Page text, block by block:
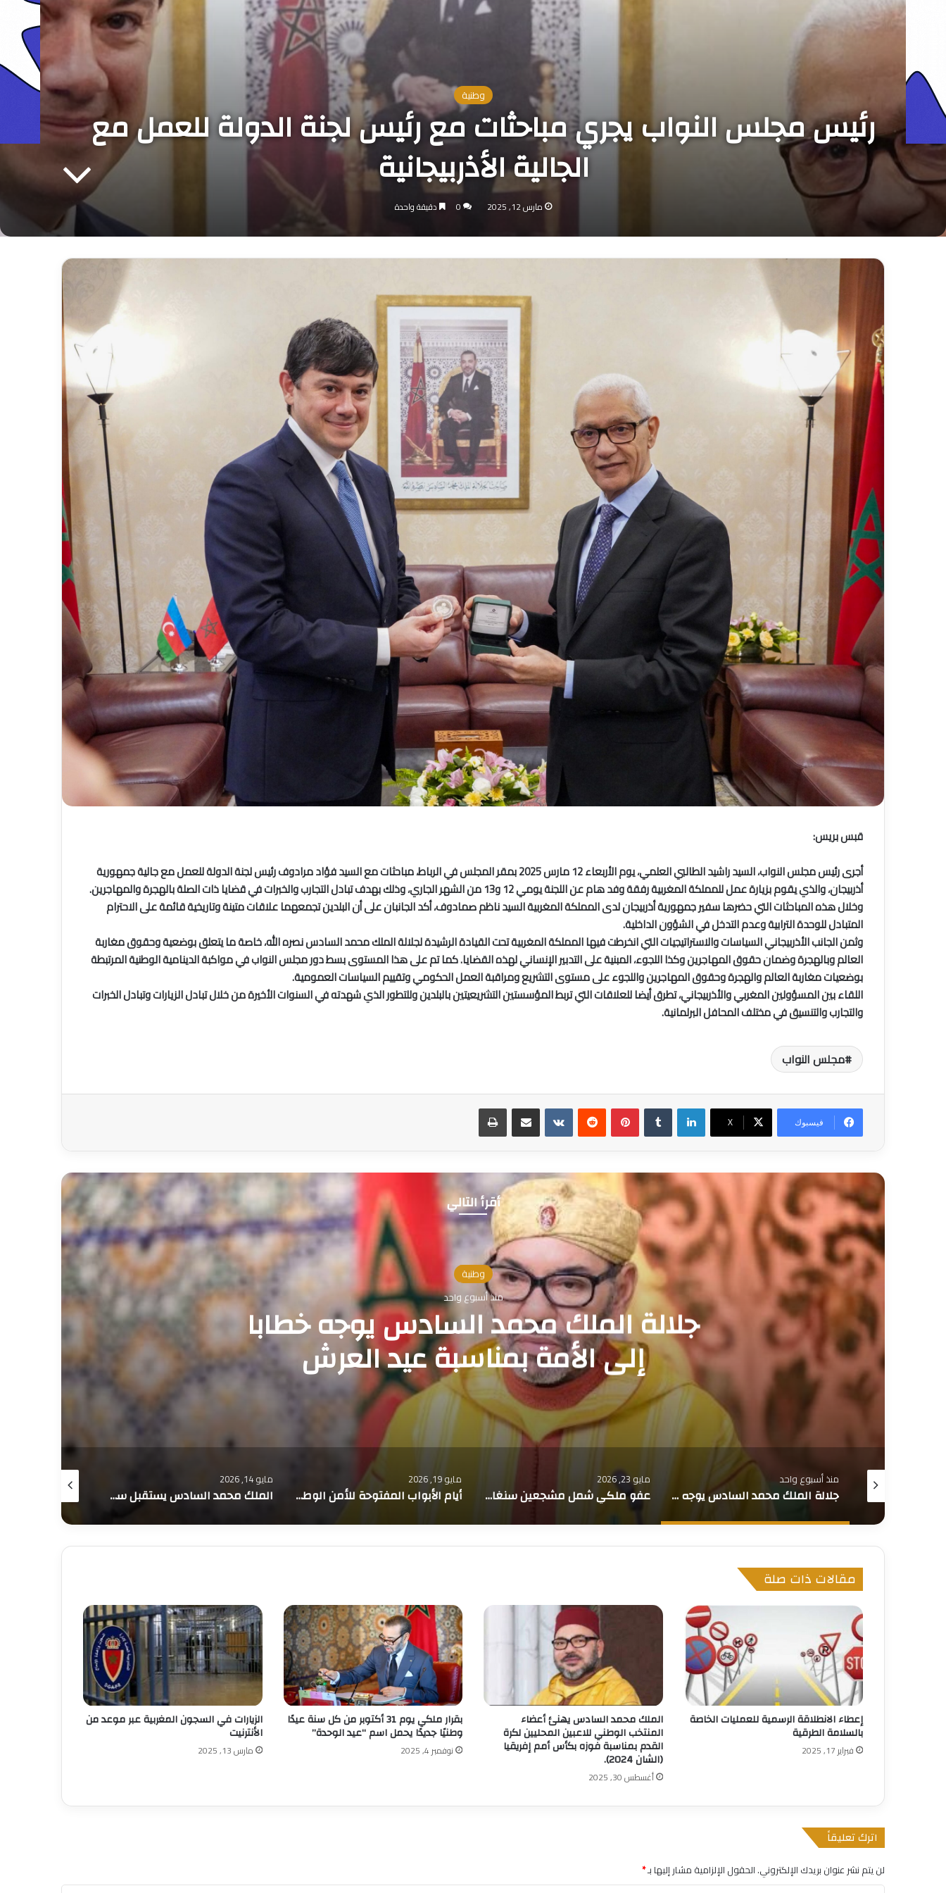
وطنية
رئيس مجلس النواب يجري مباحثات مع رئيس لجنة الدولة للعمل مع
الجالية الأذربيجانية
مارس 12, 2025 0 دقيقة واحدة
قبس بريس:
أجرى رئيس مجلس النواب، السيد راشيد الطالبي العلمي، يوم الأربعاء 12 مارس 2025 بمقر المجلس في الرباط، مباحثات مع السيد فؤاد مرادوف رئيس لجنة الدولة للعمل مع جالية جمهورية
أذربيجان، والذي يقوم بزيارة عمل للمملكة المغربية رفقة وفد هام عن اللجنة يومي 12 و13 من الشهر الجاري، وذلك بهدف تبادل التجارب والخبرات في قضايا ذات الصلة بالهجرة والمهاجرين.
وخلال هذه المباحثات التي حضرها سفير جمهورية أذربيجان لدى المملكة المغربية السيد ناظم صمادوف، أكد الجانبان على أن البلدين تجمعهما علاقات متينة وتاريخية قائمة على الاحترام
المتبادل للوحدة الترابية وعدم التدخل في الشؤون الداخلية.
وثمن الجانب الأذربيجاني السياسات والاستراتيجيات التي انخرطت فيها المملكة المغربية تحت القيادة الرشيدة لجلالة الملك محمد السادس نصره الله، خاصة ما يتعلق بوضعية وحقوق مغاربة
العالم وبالهجرة وضمان حقوق المهاجرين وكذا اللجوء، المبنية على التدبير الإنساني لهذه القضايا. كما تم على هذا المستوى بسط دور مجلس النواب في مواكبة الدينامية الوطنية المرتبطة
بوضعيات مغاربة العالم والهجرة وحقوق المهاجرين واللجوء على مستوى التشريع ومراقبة العمل الحكومي وتقييم السياسات العمومية.
اللقاء بين المسؤولين المغربي والأذربيجاني، تطرق أيضا للعلاقات التي تربط المؤسستين التشريعيتين بالبلدين وللتطور الذي شهدته في السنوات الأخيرة من خلال تبادل الزيارات وتبادل الخبرات
والتجارب والتنسيق في مختلف المحافل البرلمانية.
مجلس النواب
فيسبوك ‫X
لينكدإن بينتيريست مشاركة عبر البريد طباعة
أقرأ التالي
وطنية
مايو 23, 2026
عفو ملكي شمل مشجعين سنغاليين
بمناسبة عيد الأضحى
مايو 23, 2026
عفو ملكي شمل مشجعين سنغاليين بمناسبة عيد الأضحى
مايو 19, 2026
أيام الأبواب المفتوحة للأمن الوطني… شرطة المتفجرات تعرض أحدث تقنيات التدخل الآمن
مايو 14, 2026
الملك محمد السادس يستقبل سفراء أجانب بالقصر الملكي بالرباط
أبريل 9, 2026
جلالة الملك محمد السادس يترأس مجلسا وزاريا بالقصر الملكي بالرباط .
مارس 5, 2026
مقالات ذات صلة
إعطاء الانطلاقة الرسمية للعمليات الخاصة
بالسلامة الطرقية
فبراير 17, 2025
الملك محمد السادس يهنئ أعضاء
المنتخب الوطني للاعبين المحليين لكرة
القدم بمناسبة فوزه بكأس أمم إفريقيا
(الشان 2024).
أغسطس 30, 2025
بقرار ملكي يوم 31 أكتوبر من كل سنة عيدًا
وطنيًا جديدًا يحمل اسم “عيد الوحدة”
نوفمبر 4, 2025
الزيارات في السجون المغربية عبر موعد من
الأنترنيت
مارس 13, 2025
اترك تعليقاً
لن يتم نشر عنوان بريدك الإلكتروني.الحقول الإلزامية مشار إليها بـ*